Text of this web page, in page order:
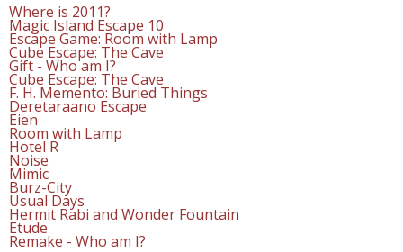
Where is 2011?
Magic Island Escape 10
Escape Game: Room with Lamp
Cube Escape: The Cave
Gift - Who am I?
Cube Escape: The Cave
F. H. Memento: Buried Things
Deretaraano Escape
Eien
Room with Lamp
Hotel R
Noise
Mimic
Burz-City
Usual Days
Hermit Rabi and Wonder Fountain
Etude
Remake - Who am I?